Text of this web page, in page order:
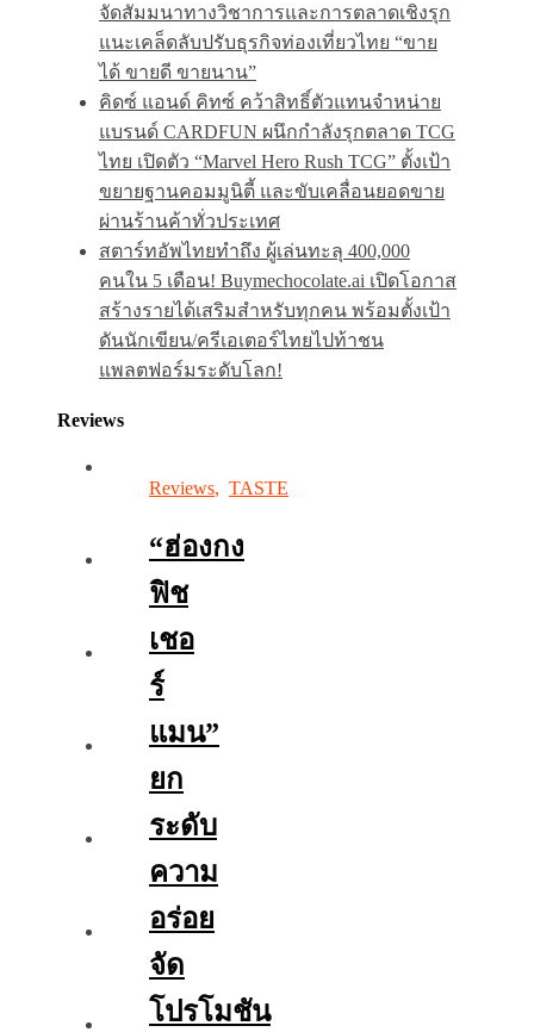
จัดสัมมนาทางวิชาการและการตลาดเชิงรุก
แนะเคล็ดลับปรับธุรกิจท่องเที่ยวไทย “ขาย
ได้ ขายดี ขายนาน”
คิดซ์ แอนด์ คิทซ์ คว้าสิทธิ์ตัวแทนจำหน่าย
แบรนด์ CARDFUN ผนึกกำลังรุกตลาด TCG
ไทย เปิดตัว “Marvel Hero Rush TCG” ตั้งเป้า
ขยายฐานคอมมูนิตี้ และขับเคลื่อนยอดขาย
ผ่านร้านค้าทั่วประเทศ
สตาร์ทอัพไทยทำถึง ผู้เล่นทะลุ 400,000
คนใน 5 เดือน! Buymechocolate.ai เปิดโอกาส
สร้างรายได้เสริมสำหรับทุกคน พร้อมตั้งเป้า
ดันนักเขียน/ครีเอเตอร์ไทยไปท้าชน
แพลตฟอร์มระดับโลก!
Reviews
Reviews, TASTE
“ฮ่องกง
ฟิช
เชอ
ร์
แมน”
ยก
ระดับ
ความ
อร่อย
จัด
โปรโมชัน